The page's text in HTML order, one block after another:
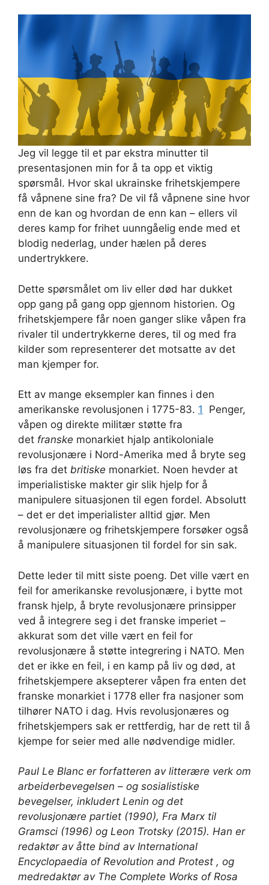
Jeg vil legge til et par ekstra minutter til
presentasjonen min for å ta opp et viktig
spørsmål. Hvor skal ukrainske frihetskjempere
få våpnene sine fra? De vil få våpnene sine hvor
enn de kan og hvordan de enn kan – ellers vil
deres kamp for frihet uunngåelig ende med et
blodig nederlag, under hælen på deres
undertrykkere.
Dette spørsmålet om liv eller død har dukket
opp gang på gang opp gjennom historien. Og
frihetskjempere får noen ganger slike våpen fra
rivaler til undertrykkerne deres, til og med fra
kilder som representerer det motsatte av det
man kjemper for.
Ett av mange eksempler kan finnes i den
amerikanske revolusjonen i 1775-83. 1 Penger,
våpen og direkte militær støtte fra
det franske monarkiet hjalp antikoloniale
revolusjonære i Nord-Amerika med å bryte seg
løs fra det britiske monarkiet. Noen hevder at
imperialistiske makter gir slik hjelp for å
manipulere situasjonen til egen fordel. Absolutt
– det er det imperialister alltid gjør. Men
revolusjonære og frihetskjempere forsøker også
å manipulere situasjonen til fordel for sin sak.
Dette leder til mitt siste poeng. Det ville vært en
feil for amerikanske revolusjonære, i bytte mot
fransk hjelp, å bryte revolusjonære prinsipper
ved å integrere seg i det franske imperiet –
akkurat som det ville vært en feil for
revolusjonære å støtte integrering i NATO. Men
det er ikke en feil, i en kamp på liv og død, at
frihetskjempere aksepterer våpen fra enten det
franske monarkiet i 1778 eller fra nasjoner som
tilhører NATO i dag. Hvis revolusjonæres og
frihetskjempers sak er rettferdig, har de rett til å
kjempe for seier med alle nødvendige midler.
Paul Le Blanc er forfatteren av litterære verk om
arbeiderbevegelsen – og sosialistiske
bevegelser, inkludert Lenin og det
revolusjonære partiet (1990), Fra Marx til
Gramsci (1996) og Leon Trotsky (2015). Han er
redaktør av åtte bind av International
Encyclopaedia of Revolution and Protest , og
medredaktør av The Complete Works of Rosa